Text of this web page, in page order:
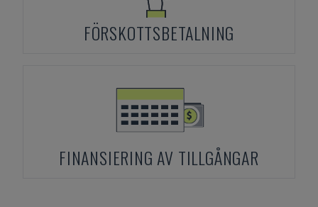
FÖRSKOTTSBETALNING
FINANSIERING AV TILLGÅNGAR